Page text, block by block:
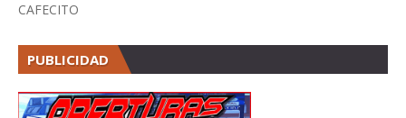
CAFECITO
PUBLICIDAD